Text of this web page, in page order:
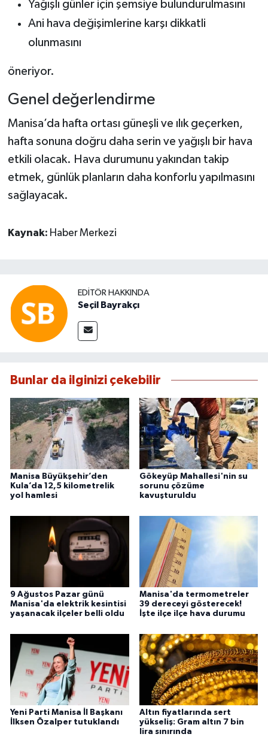
Yağışlı günler için şemsiye bulundurulmasını
Ani hava değişimlerine karşı dikkatli
olunmasını
öneriyor.
Genel değerlendirme
Manisa’da hafta ortası güneşli ve ılık geçerken,
hafta sonuna doğru daha serin ve yağışlı bir hava
etkili olacak. Hava durumunu yakından takip
etmek, günlük planların daha konforlu yapılmasını
sağlayacak.
Kaynak: Haber Merkezi
EDITÖR HAKKINDA
Seçil Bayrakçı
Bunlar da ilginizi çekebilir
Manisa Büyükşehir’den
Kula’da 12,5 kilometrelik
yol hamlesi
Gökeyüp Mahallesi'nin su
sorunu çözüme
kavuşturuldu
9 Ağustos Pazar günü
Manisa'da elektrik kesintisi
yaşanacak ilçeler belli oldu
Manisa'da termometreler
39 dereceyi gösterecek!
İşte ilçe ilçe hava durumu
Yeni Parti Manisa İl Başkanı
İlksen Özalper tutuklandı
Altın fiyatlarında sert
yükseliş: Gram altın 7 bin
lira sınırında